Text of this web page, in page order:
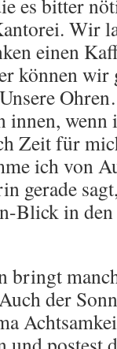
es bitter
Wir
einen
können wir
wenn
Zeit für
ich von
gerade
Blick in
bringt
der